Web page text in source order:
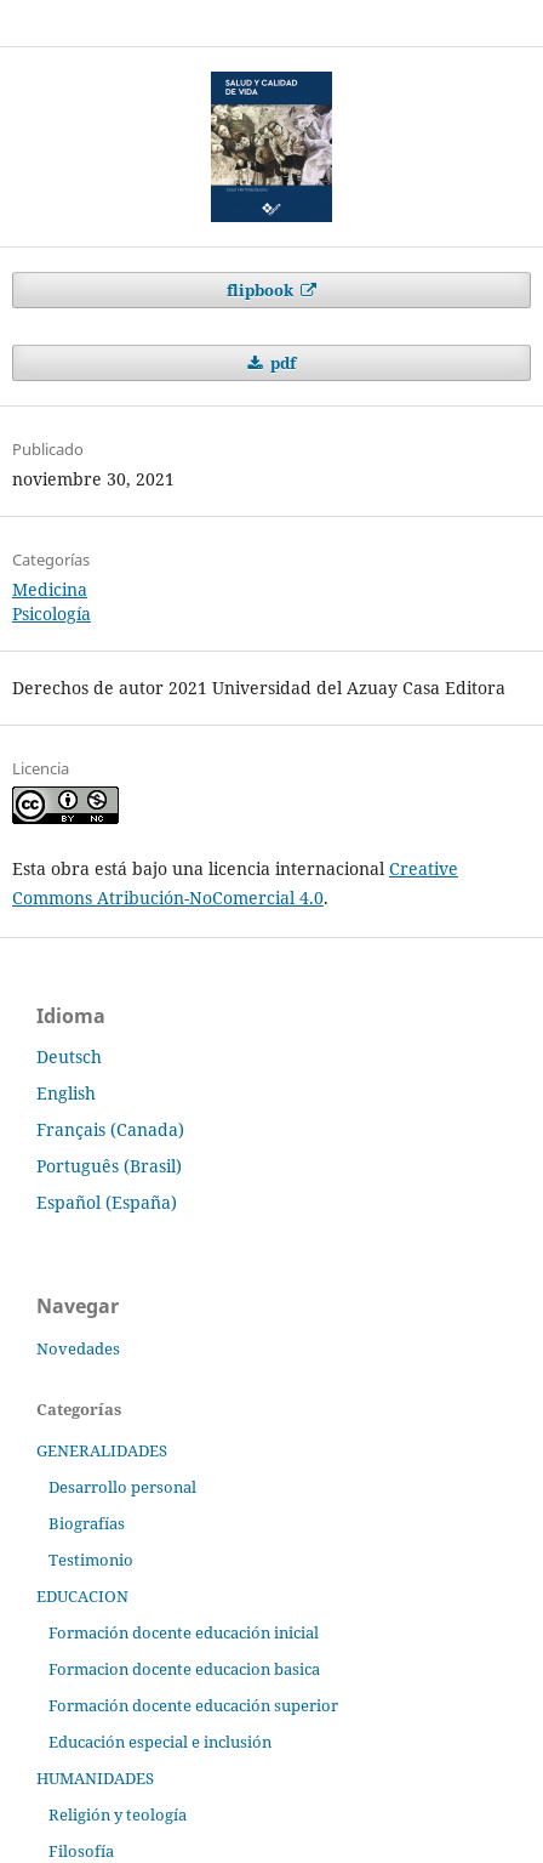
flipbook
pdf
Publicado
noviembre 30, 2021
Categorías
Medicina
Psicología
Derechos de autor 2021 Universidad del Azuay Casa Editora
Licencia
Esta obra está bajo una licencia internacional Creative
Commons Atribución-NoComercial 4.0.
Idioma
Deutsch
English
Français (Canada)
Português (Brasil)
Español (España)
Navegar
Novedades
Categorías
GENERALIDADES
Desarrollo personal
Biografías
Testimonio
EDUCACION
Formación docente educación inicial
Formacion docente educacion basica
Formación docente educación superior
Educación especial e inclusión
HUMANIDADES
Religión y teología
Filosofía